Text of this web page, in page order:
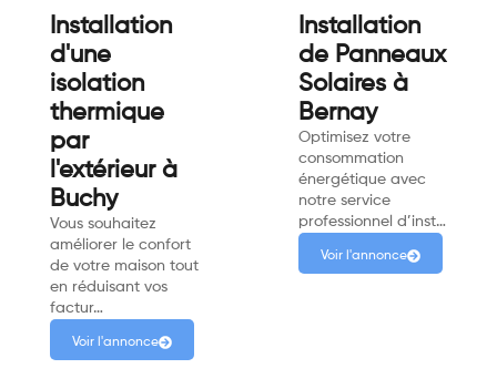
Installation
d'une
isolation
thermique
par
l'extérieur à
Buchy
Vous souhaitez
améliorer le confort
de votre maison tout
en réduisant vos
factur…
Voir l'annonce
Installation
de Panneaux
Solaires à
Bernay
Optimisez votre
consommation
énergétique avec
notre service
professionnel d’inst…
Voir l'annonce